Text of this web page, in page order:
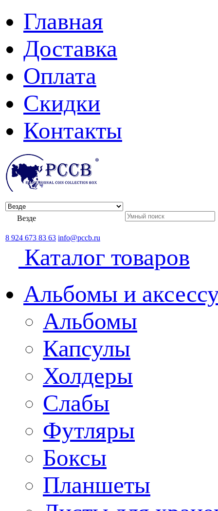
Главная
Доставка
Оплата
Скидки
Контакты
Везде
8 924 673 83 63 info@pccb.ru
Каталог товаров
Альбомы и
Альбомы
Капсулы
Холдеры
Слабы
Футляры
Боксы
Планшеты